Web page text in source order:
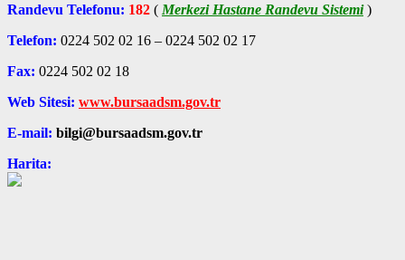
Randevu Telefonu: 182 ( Merkezi Hastane Randevu Sistemi )
Telefon: 0224 502 02 16 – 0224 502 02 17
Fax: 0224 502 02 18
Web Sitesi: www.bursaadsm.gov.tr
E-mail: bilgi@bursaadsm.gov.tr
Harita: